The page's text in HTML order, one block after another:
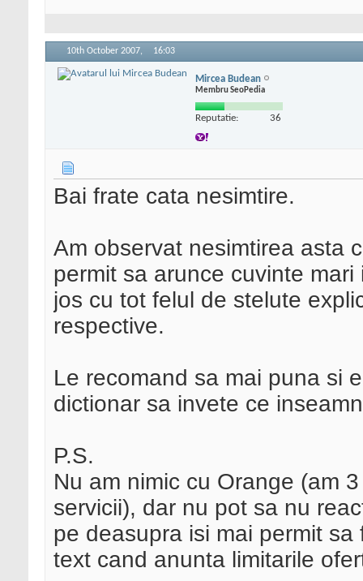
10th October 2007, 16:03
Mircea Budean
Membru SeoPedia
Reputatie: 36
Bai frate cata nesimtire.
Am observat nesimtirea asta
permit sa arunce cuvinte
jos cu tot felul de stelute
respective.
Le recomand sa mai puna si
dictionar sa invete ce
P.S.
Nu am nimic cu Orange (am
servicii), dar nu pot sa nu
pe deasupra isi mai permit
text cand anunta limitarile